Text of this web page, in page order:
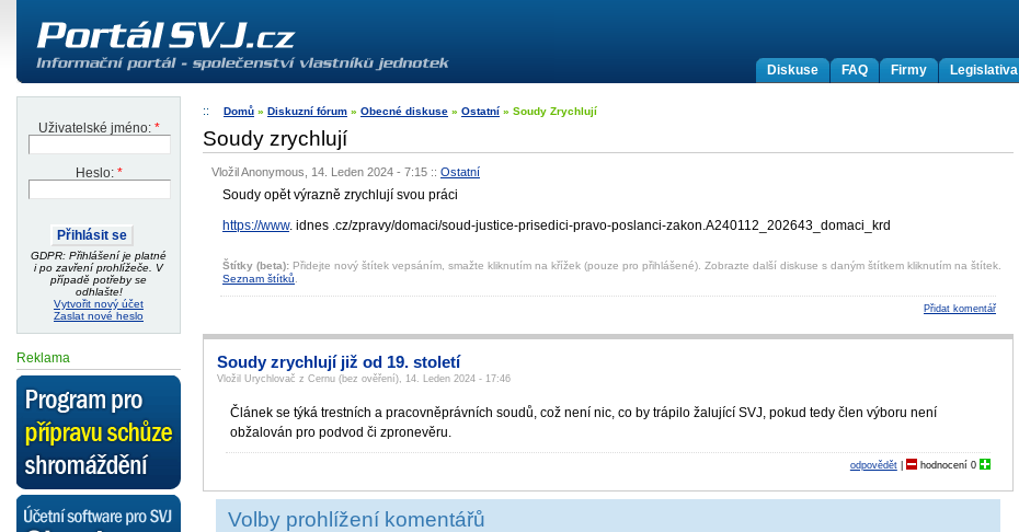
Legislativa
Firmy
FAQ
Diskuse
Uživatelské jméno: *
Heslo: *
GDPR: Přihlášení je platné
i po zavření prohlížeče. V
případě potřeby se
odhlašte!
Vytvořit nový účet
Zaslat nové heslo
Reklama
Domů » Diskuzní fórum » Obecné diskuse » Ostatní » Soudy Zrychlují
Soudy zrychlují
Vložil Anonymous, 14. Leden 2024 - 7:15 :: Ostatní
Soudy opět výrazně zrychlují svou práci
https://www. idnes .cz/zpravy/do­maci/soud-justice-prisedici-pravo-poslanci-zakon.A240112_202­643_domaci_krd
Štítky (beta): Přidejte nový štítek vepsáním, smažte kliknutím na křížek (pouze pro přihlášené). Zobrazte další diskuse s daným štítkem kliknutím na štítek.
Seznam štítků
Přidat komentář
Soudy zrychlují již od 19. století
Vložil Urychlovač z Cernu (bez ověření), 14. Leden 2024 - 17:46
Článek se týká trestních a pracovněprávních soudů, což není nic, co by trápilo žalující SVJ, pokud tedy člen výboru není
obžalován pro podvod či zpronevěru.
odpovědět| hodnocení 0
Volby prohlížení komentářů